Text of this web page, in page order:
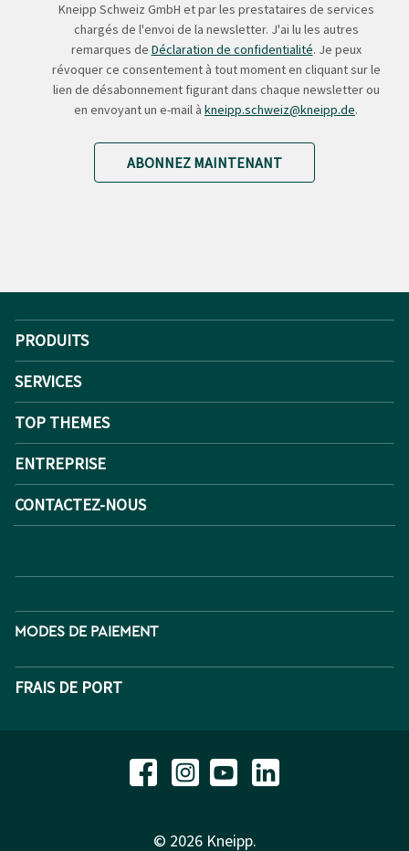
Kneipp Schweiz GmbH et par les prestataires de services
chargés de l'envoi de la newsletter. J'ai lu les autres
remarques de Déclaration de confidentialité. Je peux
révoquer ce consentement à tout moment en cliquant sur le
lien de désabonnement figurant dans chaque newsletter ou
en envoyant un e-mail à kneipp.schweiz@kneipp.de.
ABONNEZ MAINTENANT
PRODUITS
SERVICES
TOP THEMES
ENTREPRISE
CONTACTEZ-NOUS
MODES DE PAIEMENT
FRAIS DE PORT
© 2026 Kneipp.